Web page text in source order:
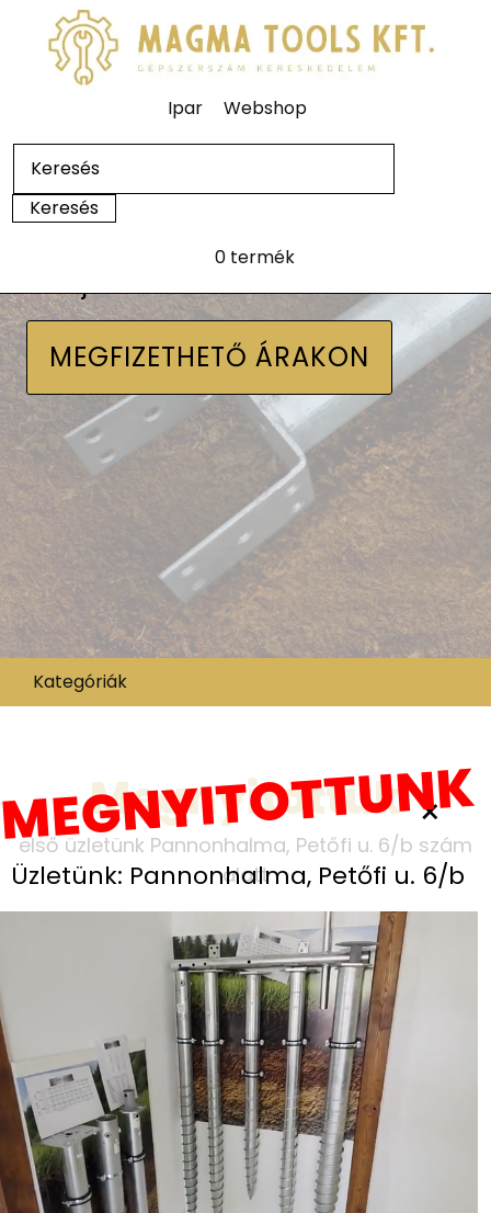
Ipar Webshop
0 termék
MEGFIZETHETŐ ÁRAKON
Kategóriák
×
Üzletünk: Pannonhalma, Petőfi u. 6/b
Megnyitottuk
első üzletünk Pannonhalma, Petőfi u. 6/b szám
alatt